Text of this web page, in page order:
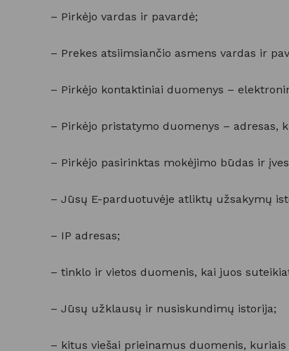
– Pirkėjo vardas ir pavardė;
– Prekes atsiimsiančio asmens vardas ir
– Pirkėjo kontaktiniai duomenys –
– Pirkėjo pristatymo duomenys –
– Pirkėjo pasirinktas mokėjimo būdas ir
– Jūsų E-parduotuvėje atliktų užsakymų
– IP adresas;
– tinklo ir vietos duomenis, kai juos
– Jūsų užklausų ir nusiskundimų istorija;
– kitus viešai prieinamus duomenis,